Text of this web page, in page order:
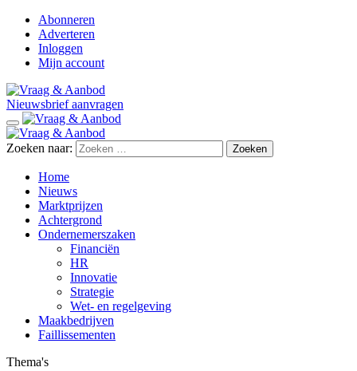
Abonneren
Adverteren
Inloggen
Mijn account
Nieuwsbrief aanvragen
Zoeken naar:
Home
Nieuws
Marktprijzen
Achtergrond
Ondernemerszaken
Financiën
HR
Innovatie
Strategie
Wet- en regelgeving
Maakbedrijven
Faillissementen
Thema's